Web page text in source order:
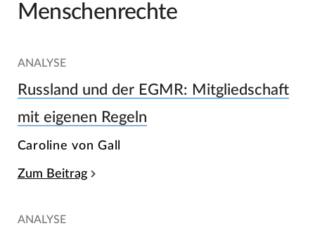
Menschenrechte
ANALYSE
Russland und der EGMR: Mitgliedschaft
mit eigenen Regeln
Caroline von Gall
Zum Beitrag
ANALYSE